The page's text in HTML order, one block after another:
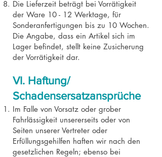
Die Lieferzeit beträgt bei Vorrätigkeit
der Ware 10 - 12 Werktage, für
Sonderanfertigungen bis zu 10 Wochen.
Die Angabe, dass ein Artikel sich im
Lager befindet, stellt keine Zusicherung
der Vorrätigkeit dar.
VI. Haftung/
Schadensersatzansprüche
Im Falle von Vorsatz oder grober
Fahrlässigkeit unsererseits oder von
Seiten unserer Vertreter oder
Erfüllungsgehilfen haften wir nach den
gesetzlichen Regeln; ebenso bei